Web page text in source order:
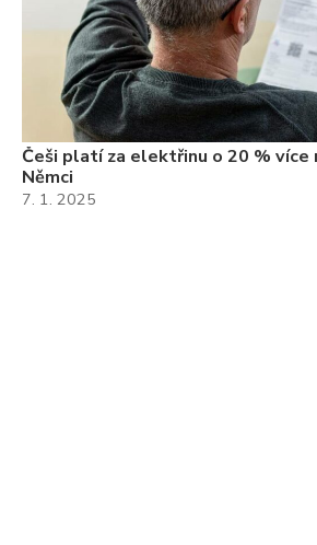
Češi platí za elektřinu o 20 % více
Němci
7. 1. 2025